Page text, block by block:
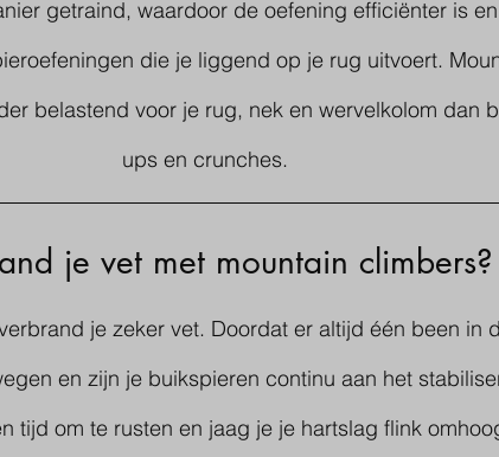
getraind, waardoor de oefening efficiënter is
die je liggend op je rug uitvoert.
belastend voor je rug, nek en wervelkolom dan
ups en crunches.
je vet met mountain climbers?
je zeker vet. Doordat er altijd één been in
en zijn je buikspieren continu aan het
tijd om te rusten en jaag je je hartslag flink